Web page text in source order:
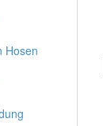
Hosen